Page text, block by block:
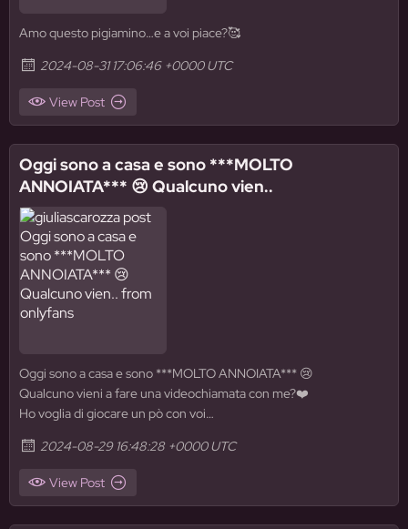
Amo questo pigiamino…e a voi piace?🥰
2024-08-31 17:06:46 +0000 UTC
View Post
Oggi sono a casa e sono ***MOLTO
ANNOIATA*** 😢 Qualcuno vien..
Oggi sono a casa e sono ***MOLTO ANNOIATA*** 😢
Qualcuno vieni a fare una videochiamata con me?❤️
Ho voglia di giocare un pò con voi…
2024-08-29 16:48:28 +0000 UTC
View Post